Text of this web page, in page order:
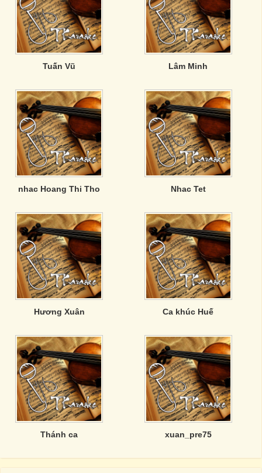
Tuấn Vũ Lâm Minh
nhac Hoang Thi Tho Nhac Tet
Hương Xuân Ca khúc Huế
Thánh ca xuan_pre75